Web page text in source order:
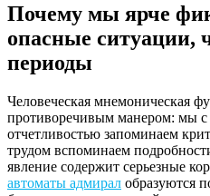
Почему мы ярче
опасные ситуации,
периоды
Человеческая мнемоническая
противоречивым манером: мы с
отчетливостью запоминаем
трудом вспоминаем
явление содержит серьезные
автоматы адмирал образуются